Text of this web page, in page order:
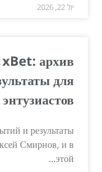
יול 22, 2026
архив
для
энтузиастов
и результаты
Смирнов, и в
этой...